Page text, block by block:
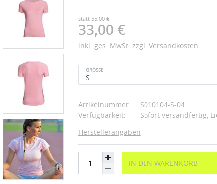
statt 55,00 €
33,00 €
inkl. ges. MwSt. zzgl. Versandkosten
GRÖSSE
Artikelnummer:
S010104-S-04
Verfügbarkeit:
Sofort versandfertig,
Herstellerangaben
IN DEN WARENKORB